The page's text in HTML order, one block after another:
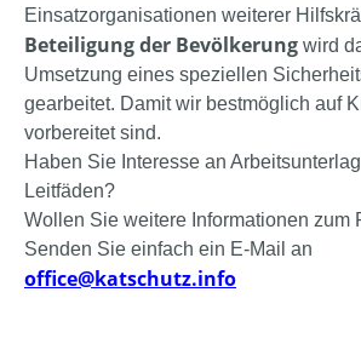
Einsatzorganisationen weiterer
Beteiligung der Bevölkerung wird
Umsetzung eines speziellen
gearbeitet. Damit wir bestmöglich auf
vorbereitet sind.
Haben Sie Interesse an
Leitfäden?
Wollen Sie weitere Informationen zum
Senden Sie einfach ein E-Mail an
office@katschutz.info